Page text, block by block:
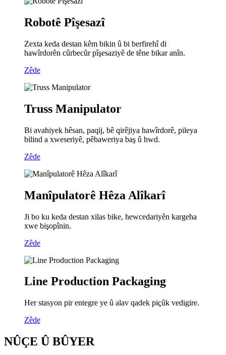
Robotê Pîşesazî
Zexta keda destan kêm bikin û bi berfirehî di
hawîrdorên cûrbecûr pîşesaziyê de têne bikar anîn.
Zêde
Truss Manipulator
Bi avahiyek hêsan, paqij, bê qirêjiya hawîrdorê, pileya
bilind a xweseriyê, pêbaweriya baş û hwd.
Zêde
Manîpulatorê Hêza Alîkarî
Ji bo ku keda destan xilas bike, hewcedariyên kargeha
xwe bişopînin.
Zêde
Line Production Packaging
Her stasyon pir entegre ye û alav qadek piçûk vedigire.
Zêde
NÛÇE Û BÛYER